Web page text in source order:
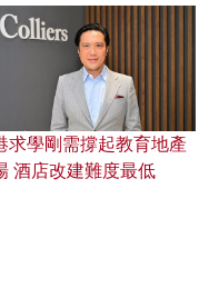
求學剛需撐起教育地產
酒店改建難度最低